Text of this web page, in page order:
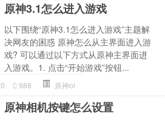
原神3.1怎么进入游戏
以下围绕“原神3.1怎么进入游戏”主题解
决网友的困惑 原神怎么从主界面进入游
戏? 可以通过以下方式从原神主界面进
入游戏。1. 点击“开始游戏”按钮...
0 988 原神ol
原神相机按键怎么设置